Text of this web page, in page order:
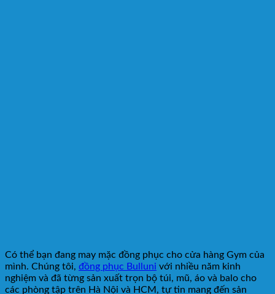
Có thể bạn đang may mặc đồng phục cho cửa hàng Gym của
mình. Chúng tôi, đồng phục Bulluni với nhiều năm kinh
nghiệm và đã từng sản xuất trọn bộ túi, mũ, áo và balo cho
các phòng tập trên Hà Nội và HCM, tự tin mang đến sản